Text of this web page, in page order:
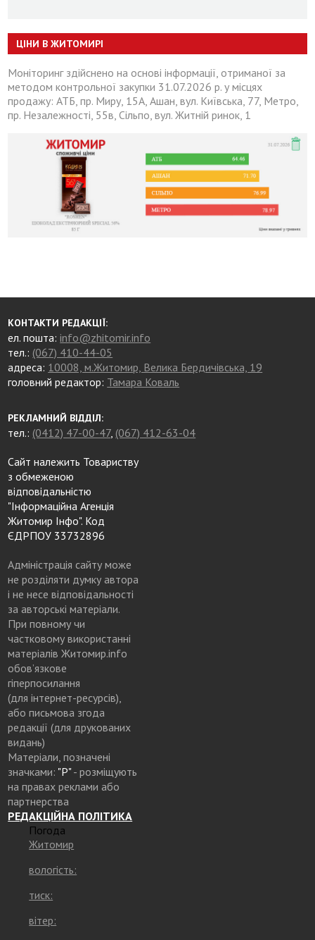
ЦІНИ В ЖИТОМИРІ
Моніторинг здійснено на основі інформації, отриманої за
методом контрольної закупки 31.07.2026 р. у місцях
продажу: АТБ, пр. Миру, 15А, Ашан, вул. Київська, 77, Метро,
пр. Незалежності, 55в, Сільпо, вул. Житній ринок, 1
КОНТАКТИ РЕДАКЦІЇ:
ел. пошта:info@zhitomir.info
тел.: (067) 410-44-05
адреса: 10008, м.Житомир, Велика Бердичівська, 19
головний редактор: Тамара Коваль
РЕКЛАМНИЙ ВІДДІЛ:
тел.: (0412) 47-00-47, (067) 412-63-04
Сайт належить Товариству
з обмеженою
відповідальністю
"Інформаційна Агенція
Житомир Інфо". Код
ЄДРПОУ 33732896
Адміністрація сайту може
не розділяти думку автора
і не несе відповідальності
за авторські матеріали.
При повному чи
частковому використанні
матеріалів Житомир.info
обов’язкове
гіперпосилання
(для інтернет-ресурсів),
або письмова згода
редакції (для друкованих
видань)
Матеріали, позначені
значками: "Р"- розміщують
на правах реклами або
партнерства
РЕДАКЦІЙНА ПОЛІТИКА
Погода
Житомир
вологість:
тиск:
вітер: